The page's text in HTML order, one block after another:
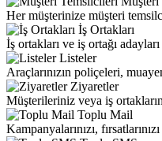
Her müşterinize müşteri
İş Ortakları
İş ortakları ve iş ortağı
Listeler
Araçlarınızın poliçeleri,
Ziyaretler
Müşterileriniz veya iş
Toplu Mail
Kampanyalarınızı,